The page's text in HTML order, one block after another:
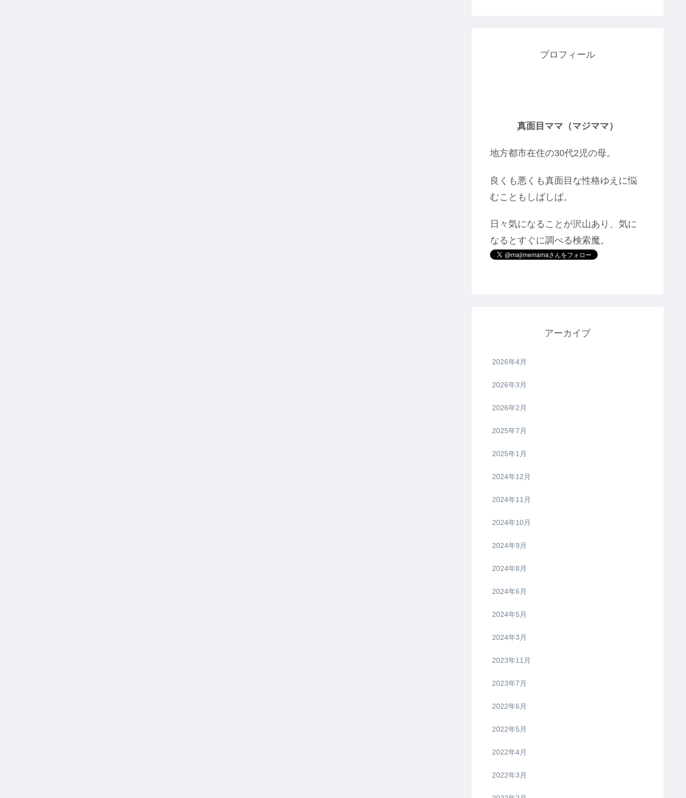
プロフィール
真面目ママ（マジママ）
地方都市在住の30代2児の母。
良くも悪くも真面目な性格ゆえに悩
むこともしばしば。
日々気になることが沢山あり、気に
なるとすぐに調べる検索魔。
アーカイブ
2026年4月
2026年3月
2026年2月
2025年7月
2025年1月
2024年12月
2024年11月
2024年10月
2024年9月
2024年8月
2024年6月
2024年5月
2024年3月
2023年11月
2023年7月
2022年6月
2022年5月
2022年4月
2022年3月